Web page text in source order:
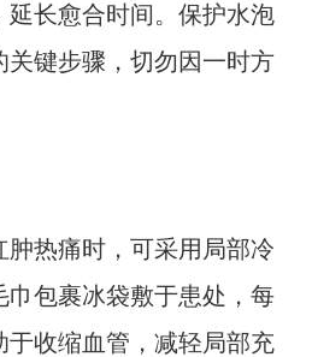
延长愈合时间。保护水泡
关键步骤，切勿因一时方
热痛时，可采用局部冷
巾包裹冰袋敷于患处，每
于收缩血管，减轻局部充